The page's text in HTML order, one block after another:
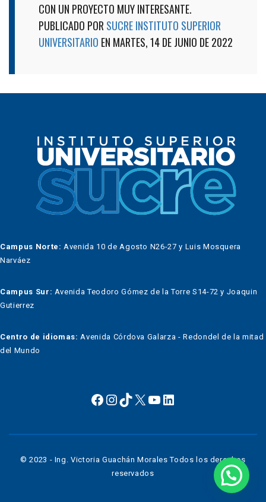
CON UN PROYECTO MUY INTERESANTE.
PUBLICADO POR SUCRE INSTITUTO SUPERIOR
UNIVERSITARIO EN MARTES, 14 DE JUNIO DE 2022
Campus Norte: Avenida 10 de Agosto N26-27 y Luis Mosquera
Narváez
Campus Sur: Avenida Teodoro Gómez de la Torre S14-72 y Joaquin
Gutierrez
Centro de idiomas:Avenida Córdova Galarza - Redondel de la mitad
del Mundo
© 2023 - Ing. Victoria Guachán Morales Todos los derechos
reservados